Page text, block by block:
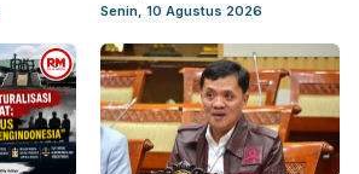
Senin, 10 Agustus 2026